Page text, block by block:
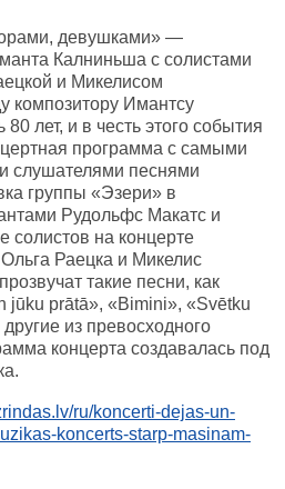
девушками» —
Калниньша с солистами
и Микелисом
композитору Имантсу
лет, и в честь этого события
программа с самыми
слушателями песнями
группы «Эзери» в
Рудольфс Макатс и
солистов на концерте
Раецка и Микелис
такие песни, как
jūku prātā», «Bimini», «Svētku
из превосходного
концерта создавалась под
ru/koncerti-dejas-un-
koncerts-starp-masinam-